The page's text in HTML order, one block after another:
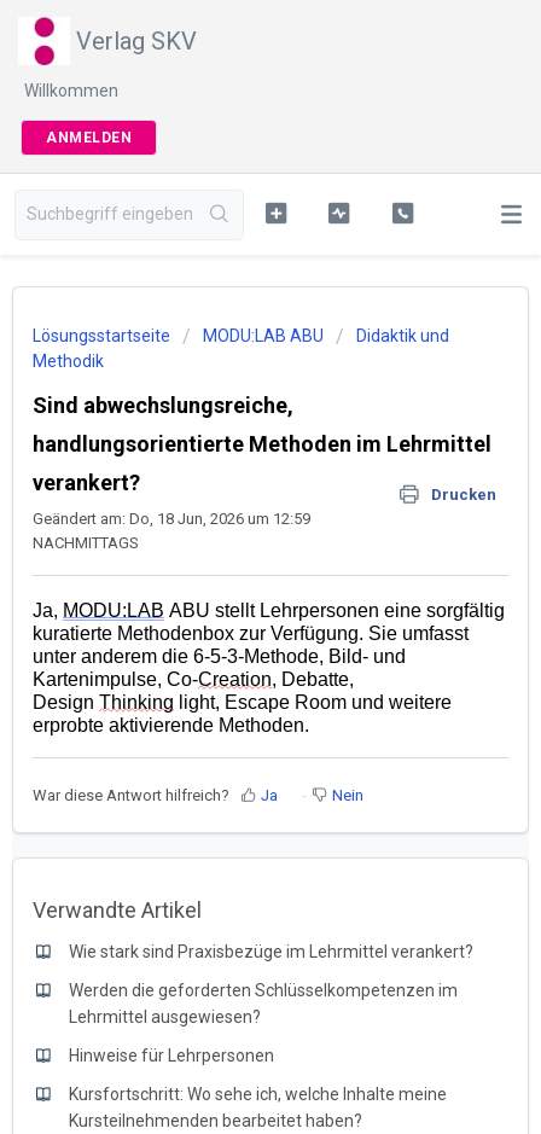
Verlag SKV
Willkommen
ANMELDEN
Lösungsstartseite MODU:LAB ABU
Didaktik und
Methodik
Sind abwechslungsreiche,
handlungsorientierte Methoden im Lehrmittel
verankert?
Drucken
Geändert am: Do, 18 Jun, 2026 um 12:59
NACHMITTAGS
Ja, MODU:LAB ABU stellt Lehrpersonen eine sorgfältig
kuratierte Methodenbox zur Verfügung. Sie umfasst
unter anderem die 6-5-3-Methode, Bild- und
Kartenimpulse, Co-Creation, Debatte,
Design Thinking light, Escape Room und weitere
erprobte aktivierende Methoden.
War diese Antwort hilfreich? Ja Nein
Verwandte Artikel
Wie stark sind Praxisbezüge im Lehrmittel verankert?
Werden die geforderten Schlüsselkompetenzen im
Lehrmittel ausgewiesen?
Hinweise für Lehrpersonen
Kursfortschritt: Wo sehe ich, welche Inhalte meine
Kursteilnehmenden bearbeitet haben?